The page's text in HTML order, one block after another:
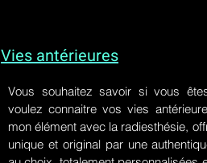
Vies antérieures
Vous souhaitez savoir si vous
voulez connaitre vos vies
mon élément avec la radiesthésie,
unique et original par une